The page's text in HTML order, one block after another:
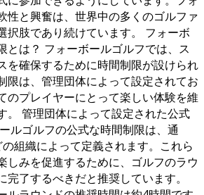
性と興奮は、世界中の多くのゴルファ
択肢であり続けています。 フォーボ
とは？ フォーボールゴルフでは、ス
を確保するために時間制限が設けられ
限は、管理団体によって設定されてお
のプレイヤーにとって楽しい体験を維
。 管理団体によって設定された公式
ルゴルフの公式な時間制限は、通
組織によって定義されます。これら
しみを促進するために、ゴルフのラウ
完了するべきだと推奨しています。